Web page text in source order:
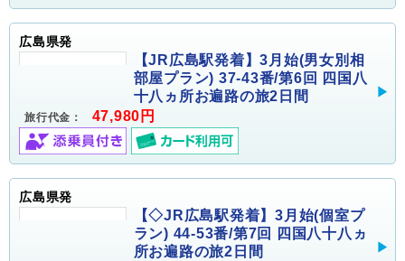
広島県発
【JR広島駅発着】3月始(男女別相
部屋プラン) 37-43番/第6回 四国八
十八ヵ所お遍路の旅2日間
旅行代金： 47,980円
広島県発
【◇JR広島駅発着】3月始(個室プ
ラン) 44-53番/第7回 四国八十八ヵ
所お遍路の旅2日間